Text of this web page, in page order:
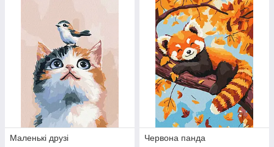
Маленькі друзі
Червона панда